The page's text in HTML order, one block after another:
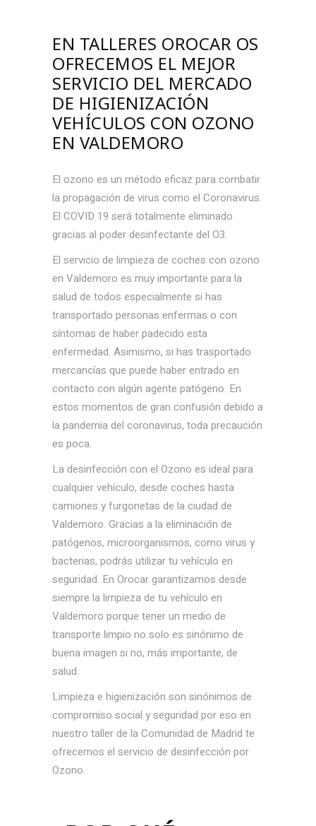
EN TALLERES OROCAR OS
OFRECEMOS EL MEJOR
SERVICIO DEL MERCADO
DE HIGIENIZACIÓN
VEHÍCULOS CON OZONO
EN VALDEMORO
El ozono es un método eficaz para combatir
la propagación de virus como el Coronavirus.
El COVID 19 será totalmente eliminado
gracias al poder desinfectante del O3.
El servicio de limpieza de coches con ozono
en Valdemoro es muy importante para la
salud de todos especialmente si has
transportado personas enfermas o con
síntomas de haber padecido esta
enfermedad. Asimismo, si has trasportado
mercancías que puede haber entrado en
contacto con algún agente patógeno. En
estos momentos de gran confusión debido a
la pandemia del coronavirus, toda precaución
es poca.
La desinfección con el Ozono es ideal para
cualquier vehículo, desde coches hasta
camiones y furgonetas de la ciudad de
Valdemoro. Gracias a la eliminación de
patógenos, microorganismos, como virus y
bacterias, podrás utilizar tu vehículo en
seguridad. En Orocar garantizamos desde
siempre la limpieza de tu vehículo en
Valdemoro porque tener un medio de
transporte limpio no solo es sinónimo de
buena imagen si no, más importante, de
salud.
Limpieza e higienización son sinónimos de
compromiso social y seguridad por eso en
nuestro taller de la Comunidad de Madrid te
ofrecemos el servicio de desinfección por
Ozono.